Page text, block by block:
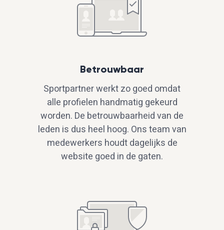
Betrouwbaar
Sportpartner werkt zo goed omdat
alle profielen handmatig gekeurd
worden. De betrouwbaarheid van de
leden is dus heel hoog. Ons team van
medewerkers houdt dagelijks de
website goed in de gaten.